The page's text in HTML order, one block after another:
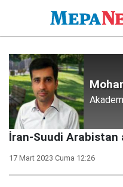
İran-Suudi Arabistan
17 Mart 2023 Cuma 12:26